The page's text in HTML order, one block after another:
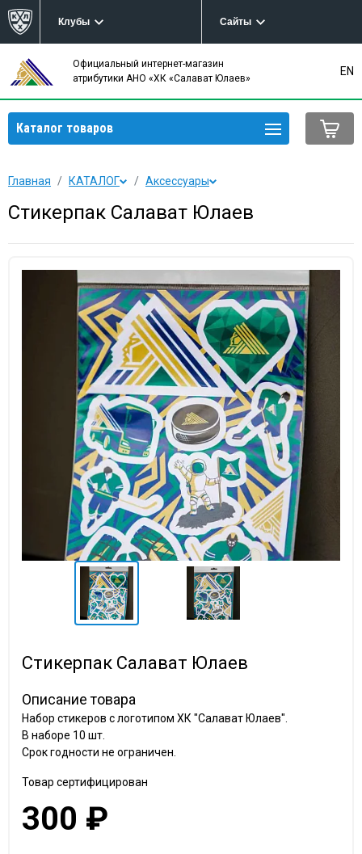
Клубы Сайты
Официальный интернет-магазин
атрибутики АНО «ХК «Салават Юлаев»
EN
Каталог товаров
Главная КАТАЛОГ Аксессуары
Стикерпак Салават Юлаев
Стикерпак Салават Юлаев
Описание товара
Набор стикеров с логотипом ХК "Салават Юлаев".
В наборе 10 шт.
Срок годности не ограничен.
Товар сертифицирован
300 ₽